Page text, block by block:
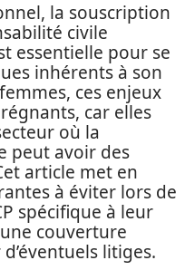
la souscription
civile
essentielle pour se
inhérents à son
ces enjeux
car elles
où la
peut avoir des
article met en
à éviter lors de
spécifique à leur
couverture
litiges.